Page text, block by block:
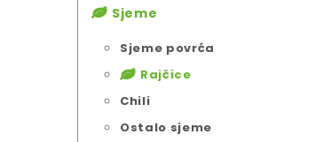
Sjeme
Sjeme povrća
Rajčice
Chili
Ostalo sjeme